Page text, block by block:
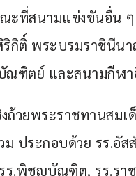
ะที่สนามแข่งขันอื่น
ริกิติ์ พระบรมราชินีน
ณฑิตย์ และสนามกีฬ
วยพระราชทานสมเ
ประกอบด้วย รร.อั
.พิชญบัณฑิต, รร.ราช